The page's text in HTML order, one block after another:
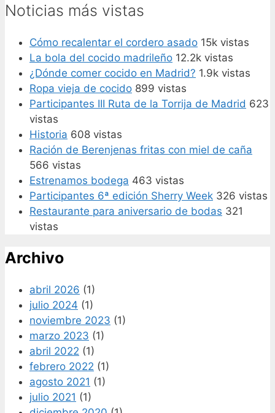
Noticias más vistas
Cómo recalentar el cordero asado 15k vistas
La bola del cocido madrileño 12.2k vistas
¿Dónde comer cocido en Madrid? 1.9k vistas
Ropa vieja de cocido 899 vistas
Participantes III Ruta de la Torrija de Madrid 623
vistas
Historia 608 vistas
Ración de Berenjenas fritas con miel de caña
566 vistas
Estrenamos bodega 463 vistas
Participantes 6ª edición Sherry Week 326 vistas
Restaurante para aniversario de bodas 321
vistas
Archivo
abril 2026 (1)
julio 2024 (1)
noviembre 2023 (1)
marzo 2023 (1)
abril 2022 (1)
febrero 2022 (1)
agosto 2021 (1)
julio 2021 (1)